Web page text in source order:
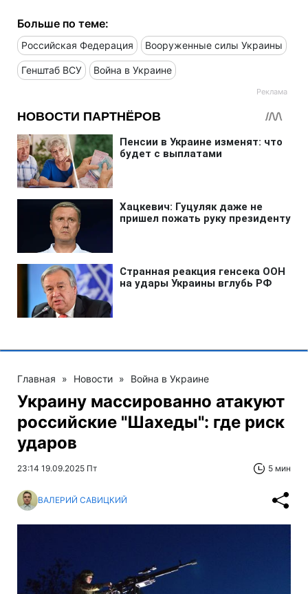
Больше по теме:
Российская Федерация Вооруженные силы Украины
Генштаб ВСУ Война в Украине
Главная » Новости » Война в Украине
Украину массированно атакуют
российские "Шахеды": где риск
ударов
23:14 19.09.2025 Пт 5 мин
ВАЛЕРИЙ САВИЦКИЙ